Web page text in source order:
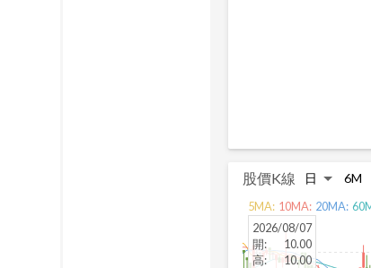
股價K線
2026/08/07
開:
10.00
高:
10.00
5MA: 10MA: 20MA: 60